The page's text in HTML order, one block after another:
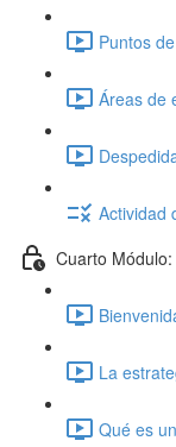
Puntos
Áreas de
Actividad
Cuarto
La
Qué es